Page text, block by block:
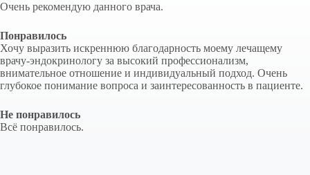
Очень рекомендую данного врача.
Понравилось
Хочу выразить искреннюю благодарность моему лечащему
врачу-эндокринологу за высокий профессионализм,
внимательное отношение и индивидуальный подход. Очень
глубокое понимание вопроса и заинтересованность в пациенте.
Не понравилось
Всё понравилось.